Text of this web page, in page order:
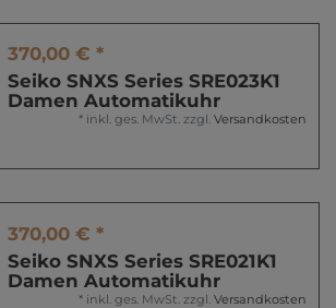
370,00 € *
Seiko SNXS Series SRE023K1
Damen Automatikuhr
* inkl. ges. MwSt. zzgl. Versandkosten
370,00 € *
Seiko SNXS Series SRE021K1
Damen Automatikuhr
* inkl. ges. MwSt. zzgl. Versandkosten